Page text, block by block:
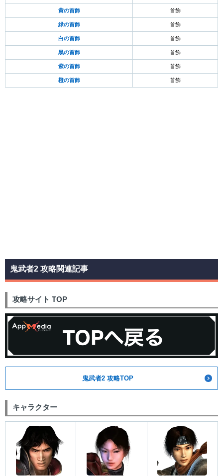
黄の首飾 首飾
緑の首飾 首飾
白の首飾 首飾
黒の首飾 首飾
紫の首飾 首飾
橙の首飾 首飾
鬼武者2 攻略関連記事
攻略サイト TOP
鬼武者2 攻略TOP
キャラクター